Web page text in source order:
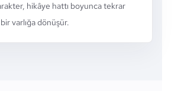
hikâye hattı boyunca tekrar
varlığa dönüşür.